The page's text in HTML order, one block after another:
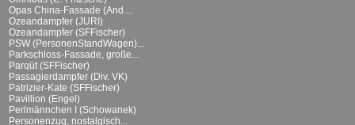
Opas China-Fassade (And....
Ozeandampfer (JURI)
Ozeandampfer (SFFischer)
PSW (PersonenStandWagen)...
Parkschloss-Fassade, große...
Parqüt (SFFischer)
Passagierdampfer (Div. VK)
Patrizier-Kate (SFFischer)
Pavillion (Engel)
Perlmännchen I (Schowanek)
Personenzug, nostalgisch...